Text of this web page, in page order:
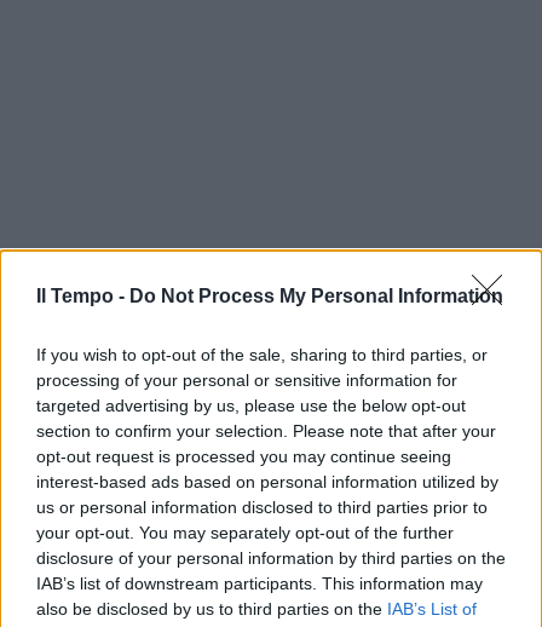
Il Tempo - Do Not Process My Personal Information
If you wish to opt-out of the sale, sharing to third parties, or
processing of your personal or sensitive information for
targeted advertising by us, please use the below opt-out
section to confirm your selection. Please note that after your
opt-out request is processed you may continue seeing
interest-based ads based on personal information utilized by
us or personal information disclosed to third parties prior to
your opt-out. You may separately opt-out of the further
disclosure of your personal information by third parties on the
IAB’s list of downstream participants. This information may
also be disclosed by us to third parties on the IAB’s List of